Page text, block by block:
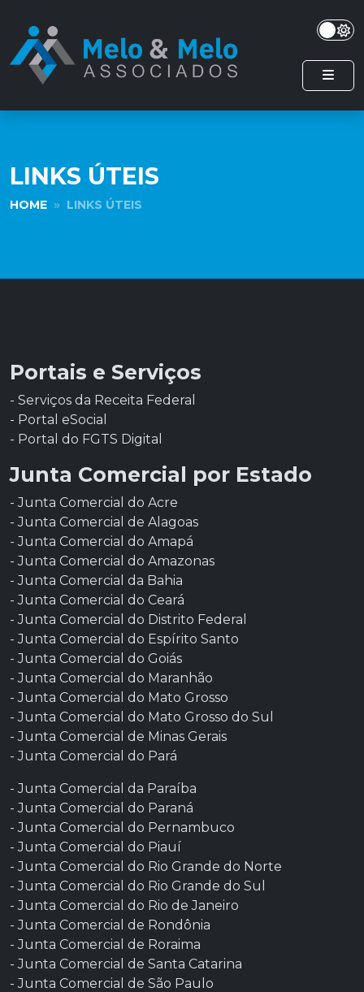
LINKS ÚTEIS
HOME LINKS ÚTEIS
Portais e Serviços
- Serviços da Receita Federal
- Portal eSocial
- Portal do FGTS Digital
Junta Comercial por Estado
- Junta Comercial do Acre
- Junta Comercial de Alagoas
- Junta Comercial do Amapá
- Junta Comercial do Amazonas
- Junta Comercial da Bahia
- Junta Comercial do Ceará
- Junta Comercial do Distrito Federal
- Junta Comercial do Espírito Santo
- Junta Comercial do Goiás
- Junta Comercial do Maranhão
- Junta Comercial do Mato Grosso
- Junta Comercial do Mato Grosso do Sul
- Junta Comercial de Minas Gerais
- Junta Comercial do Pará
- Junta Comercial da Paraíba
- Junta Comercial do Paraná
- Junta Comercial do Pernambuco
- Junta Comercial do Piauí
- Junta Comercial do Rio Grande do Norte
- Junta Comercial do Rio Grande do Sul
- Junta Comercial do Rio de Janeiro
- Junta Comercial de Rondônia
- Junta Comercial de Roraima
- Junta Comercial de Santa Catarina
- Junta Comercial de São Paulo